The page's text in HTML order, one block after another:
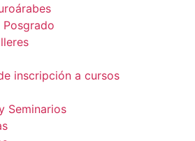
Posgrado
inscripción a cursos
Seminarios